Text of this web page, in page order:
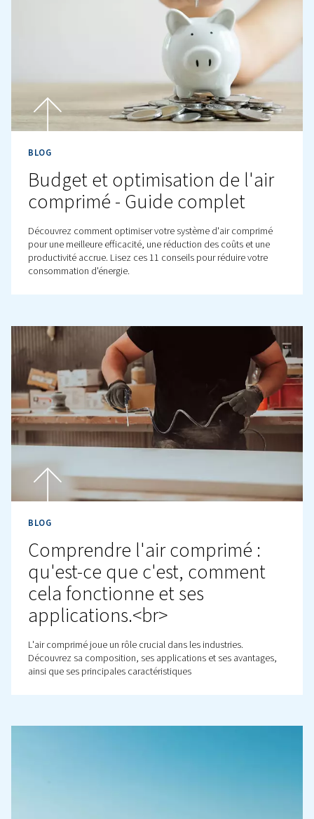
BLOG
Qu'est-ce qu'une perte de
?
La perte de charge dans les systèmes à air comprimé ne
fonctionne pas : ses causes, ses effets et ses solutions.
Améliorez l'efficacité et réduisez les coûts grâce à des
de conception et de maintenance appropriées.
Compresseurs à pistons et